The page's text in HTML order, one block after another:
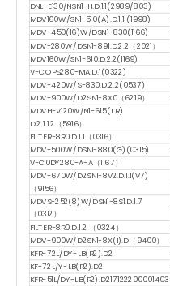
DNL-E130/NSN1-H.D.1.1(2989/803)
MDV160W/SN1-510(A).D.1.1 (1998)
MDV-450(16)W/DSN1-830(1166)
MDV-280W/DSN1-891.D.2.2（2021）
MDV160W/SN1-610.D.2.2(1169)
V-COPS280-MA.D.1(0322)
MDV-420W/S-830.D.2.2(0537)
MDV-900W/D2SN1-8X0（6219）
MDVH-V120W/N1-615(TR)
D.2.1.1.2（5916）
FILTER-8R0.D.1.1（0316）
MDV-500W/DSN1-880(G)(0315)
V-C0DY280-A-A（1167）
MDV-670W/D2SN1-8V2.D.1.1(V7)
（9156）
MDVS-252(8)W/DSN1-8S1.D.1.7
（0312）
FILTER-8R0.D.1.2 （0324）
MDV-900W/D2SN1-8X(I).D（9400）
KFR-72L/DY-LB(R2).D2
KF-72L/Y-LB(R2).D2
KFR-51L/DY-LB(R2).D217122200001403